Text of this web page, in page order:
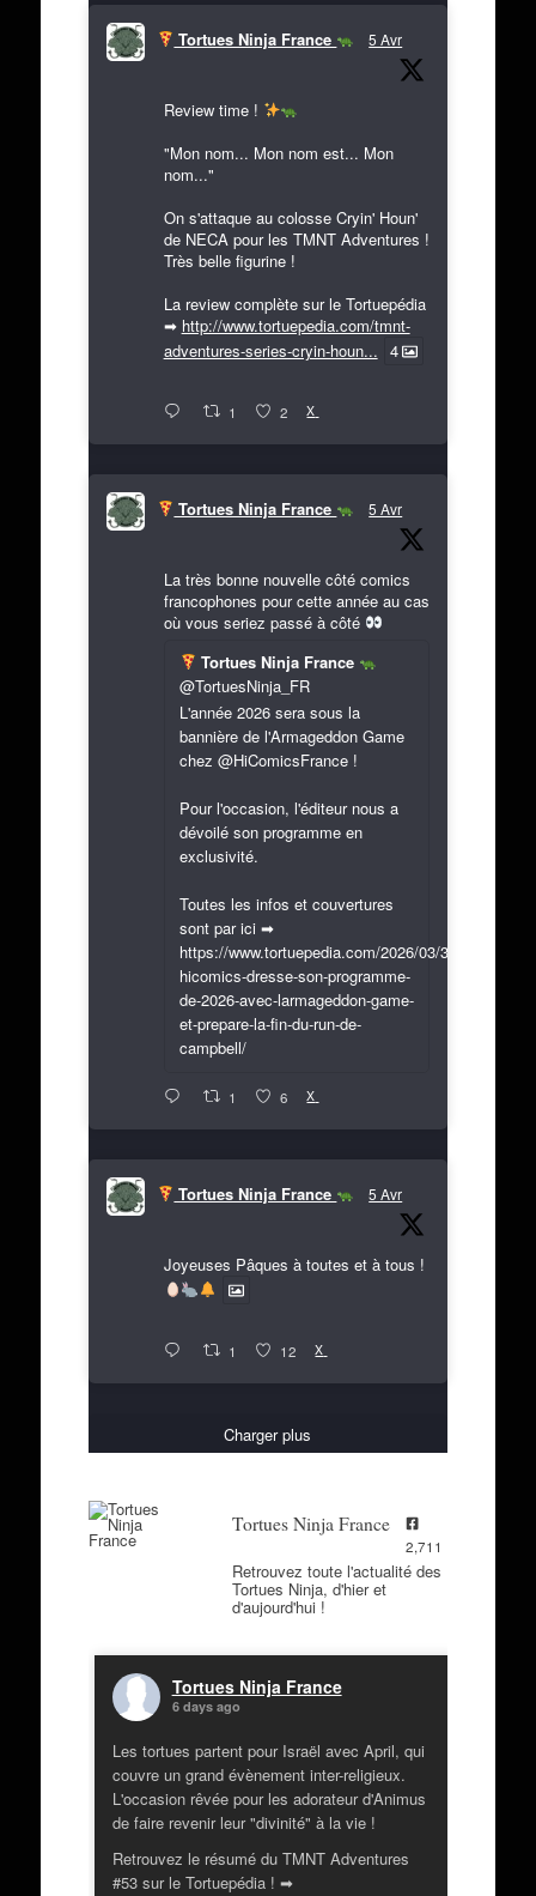
Tortues Ninja France 5 Avr
Review time !
"Mon nom... Mon nom est... Mon
nom..."
On s'attaque au colosse Cryin' Houn'
de NECA pour les TMNT Adventures !
Très belle figurine !
La review complète sur le Tortuepédia
➡ http://www.tortuepedia.com/tmnt-
adventures-series-cryin-houn... 4
1 2 X
Tortues Ninja France 5 Avr
La très bonne nouvelle côté comics
francophones pour cette année au cas
où vous seriez passé à côté
Tortues Ninja France
@TortuesNinja_FR
L'année 2026 sera sous la
bannière de l'Armageddon Game
chez @HiComicsFrance !
Pour l'occasion, l'éditeur nous a
dévoilé son programme en
exclusivité.
Toutes les infos et couvertures
sont par ici ➡
https://www.tortuepedia.com/2026/03/31/exclusif-
hicomics-dresse-son-programme-
de-2026-avec-larmageddon-game-
et-prepare-la-fin-du-run-de-
campbell/
1 6 X
Tortues Ninja France 5 Avr
Joyeuses Pâques à toutes et à tous !
1 12 X
Charger plus
Tortues Ninja France
2,711
Retrouvez toute l'actualité des
Tortues Ninja, d'hier et
d'aujourd'hui !
Tortues Ninja France
6 days ago
Les tortues partent pour Israël avec April, qui
couvre un grand évènement inter-religieux.
L'occasion rêvée pour les adorateur d'Animus
de faire revenir leur "divinité" à la vie !
Retrouvez le résumé du TMNT Adventures
#53 sur le Tortuepédia ! ➡